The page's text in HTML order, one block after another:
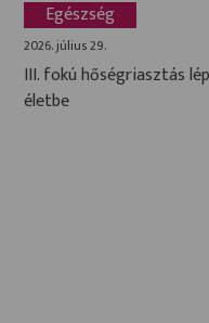
Egészség
2026. július 29.
III. fokú hőségriasztás lép
életbe